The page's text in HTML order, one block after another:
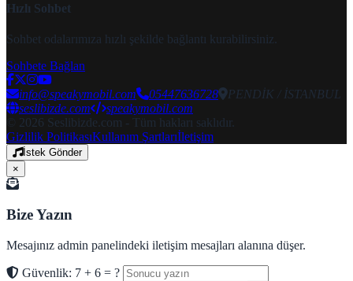
Hızlı Sohbet
Sohbet odalarımıza hızlı şekilde bağlantı kurabilirsiniz.
Sohbete Bağlan
info@speakymobil.com 05447636728
PENDİK / İSTANBUL
seslibizde.com
speakymobil.com
© 2026 Seslibizde.com - Tüm hakları saklıdır.
Gizlilik PolitikasıKullanım Şartlarıİletişim
İstek Gönder
×
Bize Yazın
Mesajınız admin panelindeki iletişim mesajları alanına düşer.
Güvenlik: 7 + 6 = ?